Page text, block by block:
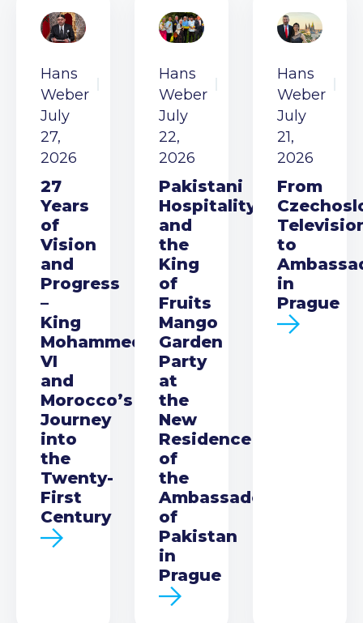
Hans
Weber
July
27,
2026
27
Years
of
Vision
and
Progress
–
King
Mohammed
VI
and
Morocco’s
Journey
into
the
Twenty-
First
Century
Hans
Weber
July
22,
2026
Pakistani
Hospitality
and
the
King
of
Fruits
Mango
Garden
Party
at
the
New
Residence
of
the
Ambassador
of
Pakistan
in
Prague
Hans
Weber
July
21,
2026
From
to
in
Prague